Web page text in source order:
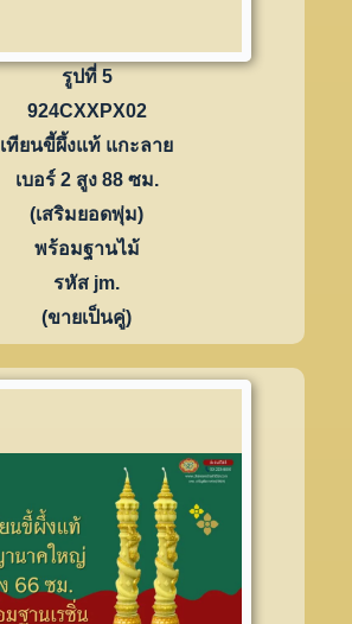
รูปที่ 5
924CXXPX02
เทียนขี้ผึ้งแท้ แกะลาย
เบอร์ 2 สูง 88 ซม.
(เสริมยอดพุ่ม)
พร้อมฐานไม้
รหัส jm.
(ขายเป็นคู่)